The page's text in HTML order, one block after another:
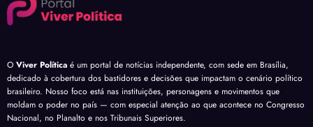
O Viver Política é um portal de notícias independente, com sede em Brasília,
dedicado à cobertura dos bastidores e decisões que impactam o cenário político
brasileiro. Nosso foco está nas instituições, personagens e movimentos que
moldam o poder no país — com especial atenção ao que acontece no Congresso
Nacional, no Planalto e nos Tribunais Superiores.